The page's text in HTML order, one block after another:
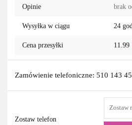
Opinie brak
Wysyłka w ciągu 24
Cena przesyłki 11.99
Zamówienie telefoniczne: 510 143
Zostaw telefon